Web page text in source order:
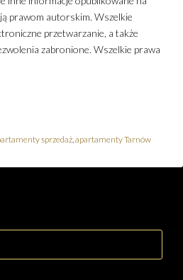
prawom autorskim. Wszelkie
przetwarzanie, a także
zabronione. Wszelkie prawa
sprzedaż, apartamenty Tarnów